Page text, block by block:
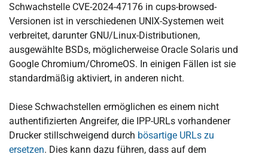
Schwachstelle CVE-2024-47176 in cups-browsed-
Versionen ist in verschiedenen UNIX-Systemen weit
verbreitet, darunter GNU/Linux-Distributionen,
ausgewählte BSDs, möglicherweise Oracle Solaris und
Google Chromium/ChromeOS. In einigen Fällen ist sie
standardmäßig aktiviert, in anderen nicht.
Diese Schwachstellen ermöglichen es einem nicht
authentifizierten Angreifer, die IPP-URLs vorhandener
Drucker stillschweigend durch bösartige URLs zu
ersetzen. Dies kann dazu führen, dass auf dem